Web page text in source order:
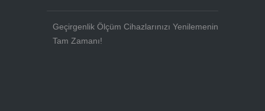
Geçirgenlik Ölçüm Cihazlarınızı Yenilemenin
Tam Zamanı!